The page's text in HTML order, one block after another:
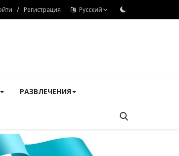
/ Регистрация Русский
РАЗВЛЕЧЕНИЯ